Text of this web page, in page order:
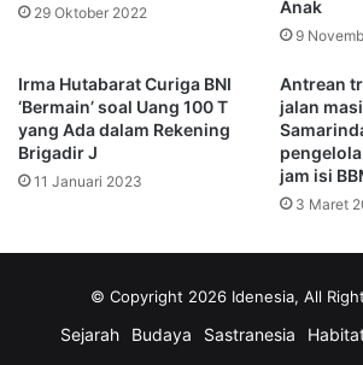
“Tentara Jepang memakai jalan itu untuk
pekerja paksa, yang dikorbankan oleh
melaksanakan proyek militer itu,” lanjut
memoarnya itu.
Pasca kemerdekaan Indonesia, rute
Tahun 1961, proyek jalan raya mulai
Jalan Soekarno-Hatta.
29 Oktober 2022
Anak
9
Irma Hutabarat Curiga BNI
‘Bermain’ soal Uang 100 T
yang Ada dalam Rekening
Brigadir J
11 Januari 2023
Antrean
jalan
jam isi
3 Maret
© Copyright 2026 Idenesia, All
Sejarah Budaya Sastranesia